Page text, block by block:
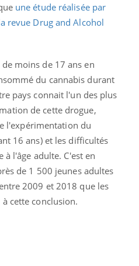
une étude réalisée par
revue Drug and Alcohol
moins de 17 ans en
du cannabis durant
pays connait l'un des plus
de cette drogue,
l'expérimentation du
16 ans) et les difficultés
l'âge adulte. C'est en
de 1 500 jeunes adultes
2009 et 2018 que les
cette conclusion.